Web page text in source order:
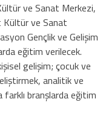
ve Sanat Merkezi,
ve Sanat
Gençlik ve Gelişim
eğitim verilecek.
gelişim; çocuk ve
analitik ve
farklı branşlarda eğitim